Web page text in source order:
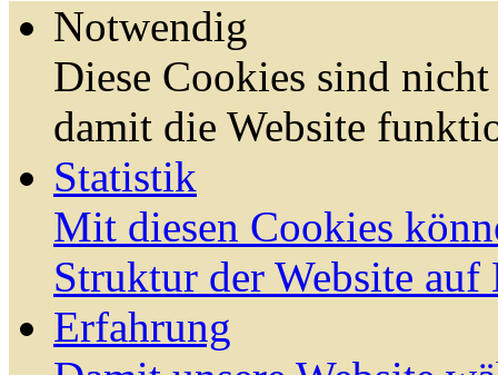
Notwendig
Diese Cookies sind
damit die Website
Statistik
Mit diesen Cookies
Struktur der Website auf
Erfahrung